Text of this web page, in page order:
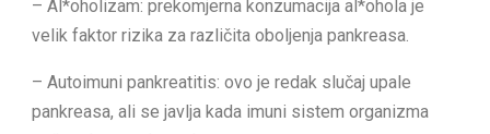
– Al*oholizam: prekomjerna konzumacija al*ohola je
velik faktor rizika za različita oboljenja pankreasa.
– Autoimuni pankreatitis: ovo je redak slučaj upale
pankreasa, ali se javlja kada imuni sistem organizma